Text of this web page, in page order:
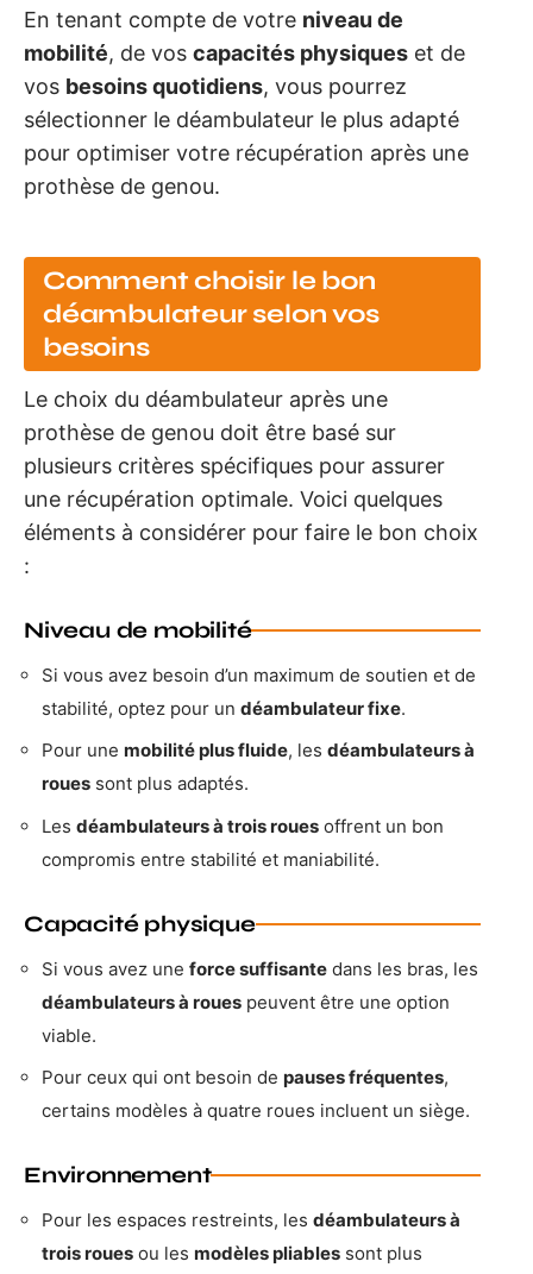
En tenant compte de votre niveau de
mobilité, de vos capacités physiques et de
vos besoins quotidiens, vous pourrez
sélectionner le déambulateur le plus adapté
pour optimiser votre récupération après une
prothèse de genou.
Comment choisir le bon
déambulateur selon vos
besoins
Le choix du déambulateur après une
prothèse de genou doit être basé sur
plusieurs critères spécifiques pour assurer
une récupération optimale. Voici quelques
éléments à considérer pour faire le bon choix
:
Niveau de mobilité
Si vous avez besoin d’un maximum de soutien et de
stabilité, optez pour un déambulateur fixe.
Pour une mobilité plus fluide, les déambulateurs à
roues sont plus adaptés.
Les déambulateurs à trois roues offrent un bon
compromis entre stabilité et maniabilité.
Capacité physique
Si vous avez une force suffisante dans les bras, les
déambulateurs à roues peuvent être une option
viable.
Pour ceux qui ont besoin de pauses fréquentes,
certains modèles à quatre roues incluent un siège.
Environnement
Pour les espaces restreints, les déambulateurs à
trois roues ou les modèles pliables sont plus